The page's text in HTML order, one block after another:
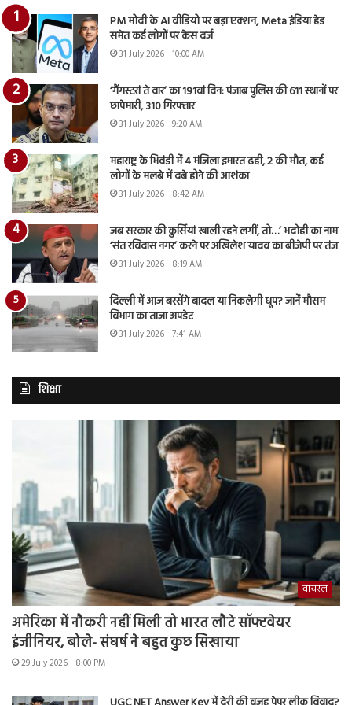
PM मोदी के AI वीडियो पर बड़ा एक्शन, Meta इंडिया हेड
समेत कई लोगों पर केस दर्ज
31 July 2026 - 10:00 AM
‘गैंगस्टरां ते वार’ का 191वां दिन: पंजाब पुलिस की 611 स्थानों पर
छापेमारी, 310 गिरफ्तार
31 July 2026 - 9:20 AM
महाराष्ट्र के भिवंडी में 4 मंजिला इमारत ढही, 2 की मौत, कई
लोगों के मलबे में दबे होने की आशंका
31 July 2026 - 8:42 AM
जब सरकार की कुर्सियां खाली रहने लगीं, तो…’ भदोही का नाम
‘संत रविदास नगर’ करने पर अखिलेश यादव का बीजेपी पर तंज
31 July 2026 - 8:19 AM
दिल्ली में आज बरसेंगे बादल या निकलेगी धूप? जानें मौसम
विभाग का ताजा अपडेट
31 July 2026 - 7:41 AM
शिक्षा
वायरल
अमेरिका में नौकरी नहीं मिली तो भारत लौटे सॉफ्टवेयर
इंजीनियर, बोले- संघर्ष ने बहुत कुछ सिखाया
29 July 2026 - 8:00 PM